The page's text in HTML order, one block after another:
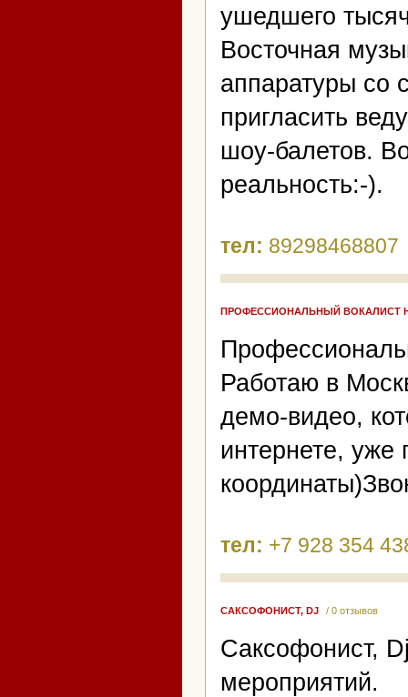
ушедшего
Восточная
аппаратуры со
пригласить
шоу-балетов.
реальность:-).
тел: 89298468807
ПРОФЕССИОНАЛЬНЫЙ ВОКАЛИСТ
Работаю в
демо-видео,
интернете,
тел: +7 928 354
САКСОФОНИСТ, DJ / 0 отзывов
Саксофонист,
мероприятий.